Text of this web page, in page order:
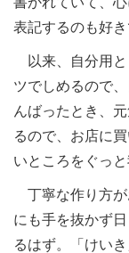
表記するのも好き
以来、自分用と
ツでしめるので
んばったとき、
るので、お店に
いところをぐっ
丁寧な作り方が
にも手を抜かず
るはず。「けい